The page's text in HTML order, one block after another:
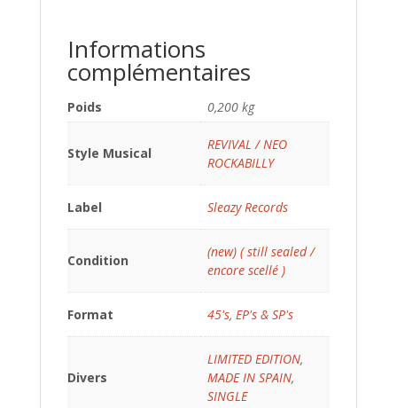
Informations
complémentaires
Poids 0,200 kg
Style Musical
REVIVAL / NEO
ROCKABILLY
Label Sleazy Records
Condition
(new) ( still sealed /
encore scellé )
Format 45's, EP's & SP's
Divers
LIMITED EDITION,
MADE IN SPAIN,
SINGLE